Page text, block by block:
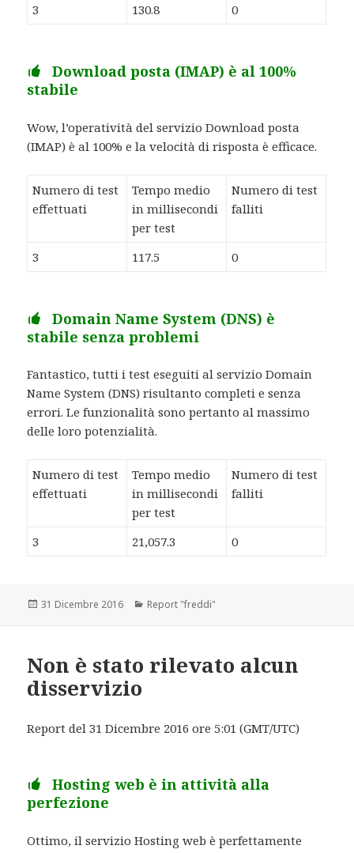
3 130.8 0
Download posta (IMAP) è al 100%
stabile
Wow, l’operatività del servizio Download posta
(IMAP) è al 100% e la velocità di risposta è efficace.
Numero di test
effettuati
Tempo medio
in millisecondi
per test
Numero di test
falliti
3 117.5 0
Domain Name System (DNS) è
stabile senza problemi
Fantastico, tutti i test eseguiti al servizio Domain
Name System (DNS) risultanto completi e senza
errori. Le funzionalità sono pertanto al massimo
delle loro potenzialità.
Numero di test
effettuati
Tempo medio
in millisecondi
per test
Numero di test
falliti
3 21,057.3 0
Scritto
31 Dicembre 2016 Categorie
Report "freddi"
Non è stato rilevato alcun
disservizio
Report del 31 Dicembre 2016 ore 5:01 (GMT/UTC)
Hosting web è in attività alla
perfezione
Ottimo, il servizio Hosting web è perfettamente